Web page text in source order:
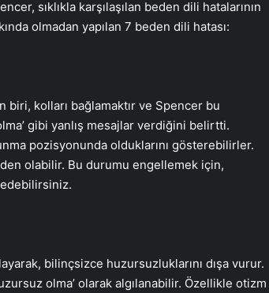
sıklıkla karşılaşılan beden dili hatalarının
olmadan yapılan 7 beden dili hatası:
biri, kolları bağlamaktır ve Spencer bu
gibi yanlış mesajlar verdiğini belirtti.
pozisyonunda olduklarını gösterebilirler.
olabilir. Bu durumu engellemek için,
edebilirsiniz.
bilinçsizce huzursuzluklarını dışa vurur.
olma’ olarak algılanabilir. Özellikle otizm